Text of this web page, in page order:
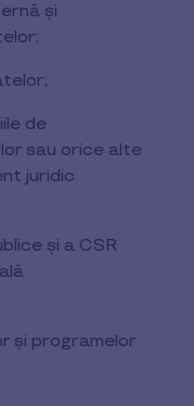
și
de
sau orice alte
juridic
și a CSR
și programelor